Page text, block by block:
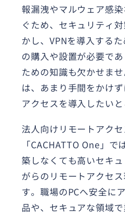
報漏洩やマルウェア感
ぐため、セキュリティ
かし、VPNを導入する
の購入や設置が必要で
ための知識も欠かせま
は、あまり手間をかけ
アクセスを導入したいと
法人向けリモートアク
「CACHATTO One」で
築しなくても高いセキ
がらのリモートアクセ
す。職場のPCへ安全に
品や、セキュアな領域